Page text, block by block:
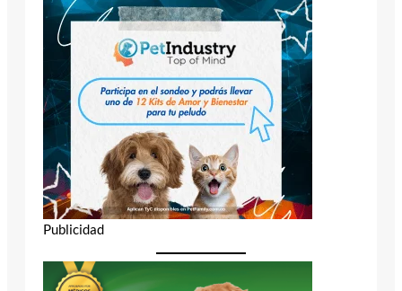
Publicidad